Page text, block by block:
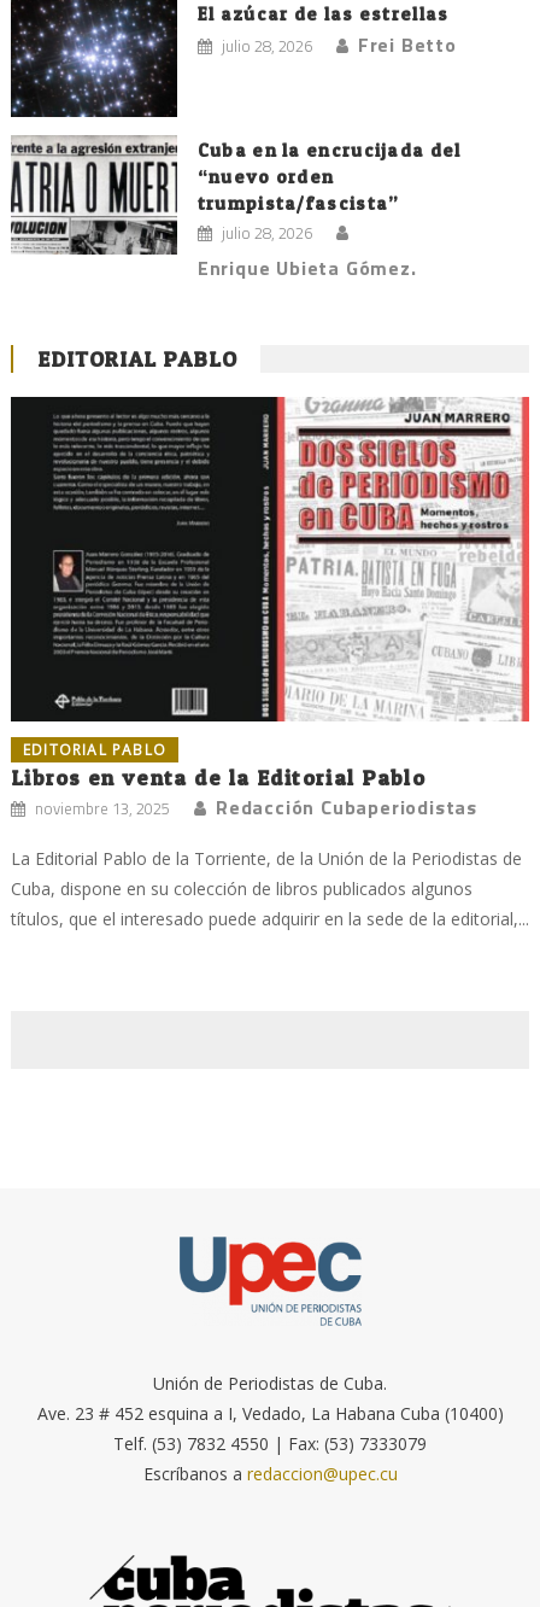
El azúcar de las estrellas
julio 28, 2026 Frei Betto
Cuba en la encrucijada del
“nuevo orden
trumpista/fascista”
julio 28, 2026
Enrique Ubieta Gómez.
EDITORIAL PABLO
EDITORIAL PABLO
Libros en venta de la Editorial Pablo
noviembre 13, 2025 Redacción Cubaperiodistas
La Editorial Pablo de la Torriente, de la Unión de la Periodistas de
Cuba, dispone en su colección de libros publicados algunos
títulos, que el interesado puede adquirir en la sede de la editorial,...
Unión de Periodistas de Cuba.
Ave. 23 # 452 esquina a I, Vedado, La Habana Cuba (10400)
Telf. (53) 7832 4550 | Fax: (53) 7333079
Escríbanos a redaccion@upec.cu